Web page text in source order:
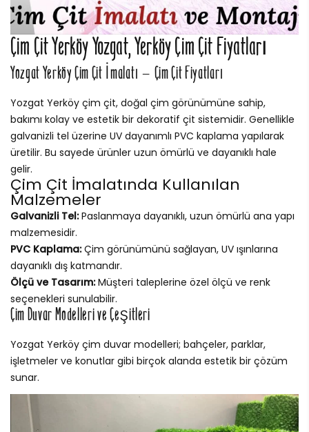
Çim Çit Yerköy Yozgat, Yerköy Çim Çit Fiyatları
Yozgat Yerköy Çim Çit İmalatı – Çim Çit Fiyatları
Yozgat Yerköy çim çit, doğal çim görünümüne sahip,
bakımı kolay ve estetik bir dekoratif çit sistemidir. Genellikle
galvanizli tel üzerine UV dayanımlı PVC kaplama yapılarak
üretilir. Bu sayede ürünler uzun ömürlü ve dayanıklı hale
gelir.
Çim Çit İmalatında Kullanılan
Malzemeler
Galvanizli Tel:Paslanmaya dayanıklı, uzun ömürlü ana yapı
malzemesidir.
PVC Kaplama:Çim görünümünü sağlayan, UV ışınlarına
dayanıklı dış katmandır.
Ölçü ve Tasarım:Müşteri taleplerine özel ölçü ve renk
seçenekleri sunulabilir.
Çim Duvar Modelleri ve Çeşitleri
Yozgat Yerköy çim duvar modelleri; bahçeler, parklar,
işletmeler ve konutlar gibi birçok alanda estetik bir çözüm
sunar.